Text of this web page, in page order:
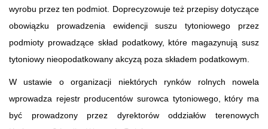
wyrobu przez ten podmiot. Doprecyzowuje też przepisy dotyczące
obowiązku prowadzenia ewidencji suszu tytoniowego przez
podmioty prowadzące skład podatkowy, które magazynują susz
tytoniowy nieopodatkowany akcyzą poza składem podatkowym.
W ustawie o organizacji niektórych rynków rolnych nowela
wprowadza rejestr producentów surowca tytoniowego, który ma
być prowadzony przez dyrektorów oddziałów terenowych